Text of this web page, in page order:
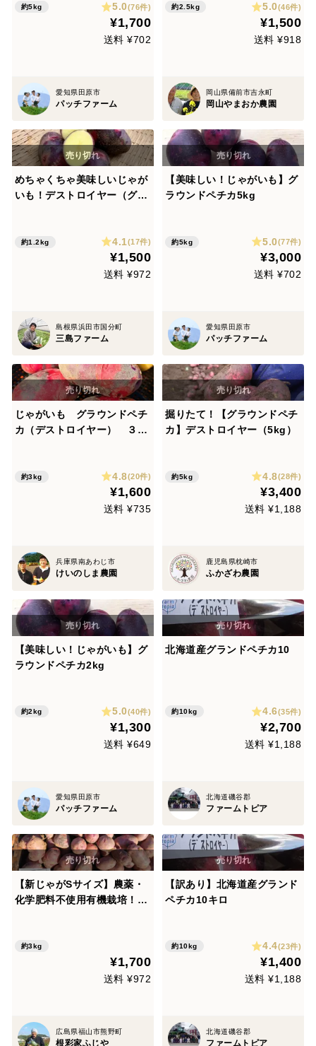
約5kg 5.0(76件)
¥1,700
送料 ¥702
愛知県田原市
パッチファーム
約2.5kg 5.0(46件)
¥1,500
送料 ¥918
岡山県備前市吉永町
岡山やまおか農園
めちゃくちゃ美味しいじゃが
いも！デストロイヤー（グラ
約1.2kg 4.1(17件)
¥1,500
送料 ¥972
島根県浜田市国分町
三島ファーム
【美味しい！じゃがいも】グ
ラウンドペチカ5kg
約5kg 5.0(77件)
¥3,000
送料 ¥702
愛知県田原市
パッチファーム
じゃがいも グラウンドペチ
カ（デストロイヤー） ３ｋ
約3kg 4.8(20件)
¥1,600
送料 ¥735
兵庫県南あわじ市
けいのしま農園
掘りたて！【グラウンドペチ
カ】デストロイヤー（5kg）
約5kg 4.8(28件)
¥3,400
送料 ¥1,188
鹿児島県枕崎市
ふかざわ農園
【美味しい！じゃがいも】グ
ラウンドペチカ2kg
約2kg 5.0(40件)
¥1,300
送料 ¥649
愛知県田原市
パッチファーム
北海道産グランドペチカ10
約10kg 4.6(35件)
¥2,700
送料 ¥1,188
北海道磯谷郡
ファームトピア
【新じゃがSサイズ】農薬・
化学肥料不使用有機栽培！小
約3kg
¥1,700
送料 ¥972
広島県福山市熊野町
根彩家ふじや
【訳あり】北海道産グランド
ペチカ10キロ
約10kg 4.4(23件)
¥1,400
送料 ¥1,188
北海道磯谷郡
ファームトピア